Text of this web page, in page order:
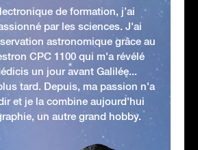
de formation, j’ai
par les sciences. J'ai
astronomique grâce au
CPC 1100 qui m'a révélé
un jour avant Galilée...
tard. Depuis, ma passion n'a
et je la combine aujourd'hui
un autre grand hobby.